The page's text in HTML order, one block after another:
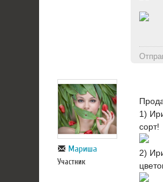
Мариша
Участник
1)
сорт!
2)